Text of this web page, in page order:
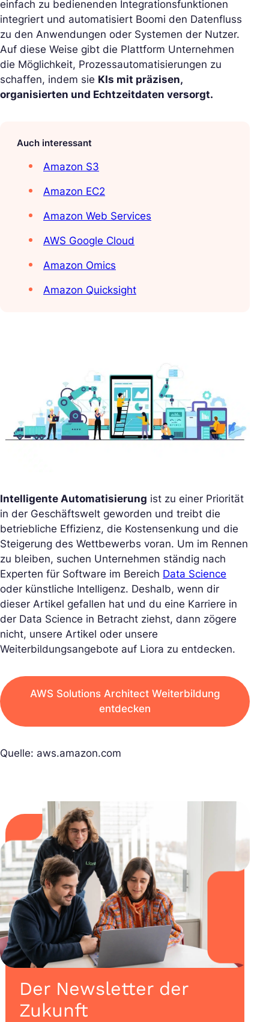
einfach zu bedienenden Integrationsfunktionen
integriert und automatisiert Boomi den Datenfluss
zu den Anwendungen oder Systemen der Nutzer.
Auf diese Weise gibt die Plattform Unternehmen
die Möglichkeit, Prozessautomatisierungen zu
schaffen, indem sie KIs mit präzisen,
organisierten und Echtzeitdaten versorgt.
Auch interessant
Amazon S3
Amazon EC2
Amazon Web Services
AWS Google Cloud
Amazon Omics
Amazon Quicksight
Intelligente Automatisierung ist zu einer Priorität
in der Geschäftswelt geworden und treibt die
betriebliche Effizienz, die Kostensenkung und die
Steigerung des Wettbewerbs voran. Um im Rennen
zu bleiben, suchen Unternehmen ständig nach
Experten für Software im Bereich Data Science
oder künstliche Intelligenz. Deshalb, wenn dir
dieser Artikel gefallen hat und du eine Karriere in
der Data Science in Betracht ziehst, dann zögere
nicht, unsere Artikel oder unsere
Weiterbildungsangebote auf Liora zu entdecken.
AWS Solutions Architect Weiterbildung
entdecken
Quelle: aws.amazon.com
Der Newsletter der
Zukunft